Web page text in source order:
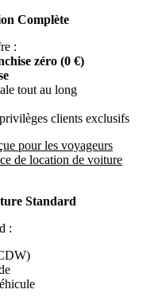
Complète
:
zéro (0 €)
tout au long
clients exclusifs
pour les voyageurs
de location de voiture
Standard
: